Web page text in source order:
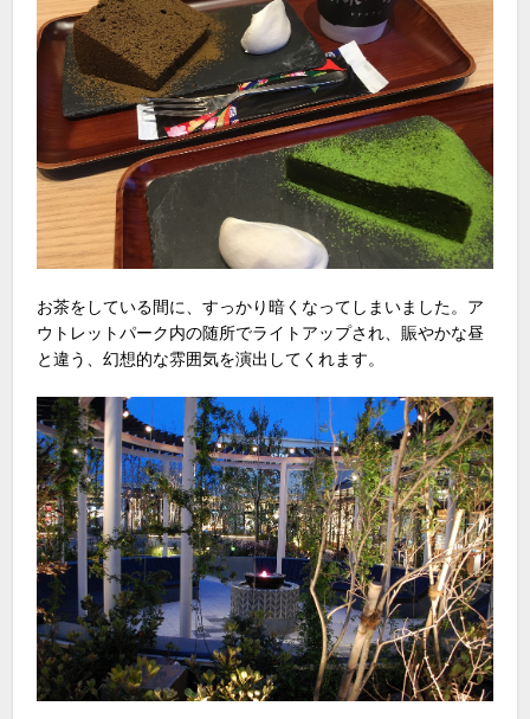
お茶をしている間に、すっかり暗くなってしまいました。ア
ウトレットパーク内の随所でライトアップされ、賑やかな昼
と違う、幻想的な雰囲気を演出してくれます。